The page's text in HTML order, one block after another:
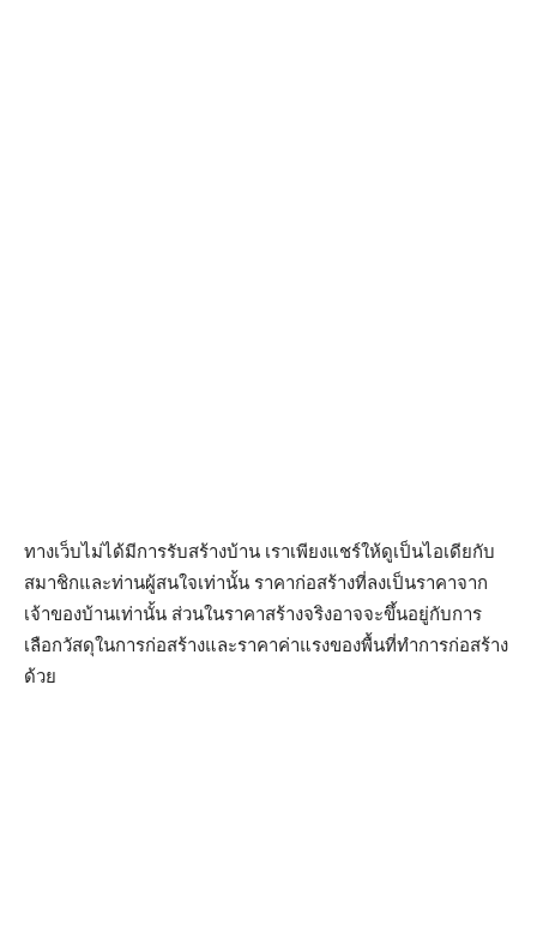
ทางเว็บไม่ได้มีการรับสร้างบ้าน เราเพียงแชร์ให้ดูเป็นไอเดียกับ
สมาชิกและท่านผู้สนใจเท่านั้น ราคาก่อสร้างที่ลงเป็นราคาจาก
เจ้าของบ้านเท่านั้น ส่วนในราคาสร้างจริงอาจจะขึ้นอยู่กับการ
เลือกวัสดุในการก่อสร้างและราคาค่าแรงของพื้นที่ทำการก่อสร้าง
ด้วย